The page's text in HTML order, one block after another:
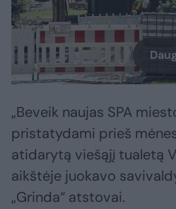
„Beveik naujas SPA
pristatydami prieš
atidarytą viešąjį tualetą
aikštėje juokavo
„Grinda“ atstovai.